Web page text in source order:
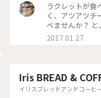
ラクレットが食
く、アツアツチーズ料理💕 時間があ
べませんか？
になりました🙇🏼 #栃木 #那須 #チーズ料理 #ラクレット
#licca
2017.01.27
Iris BREAD &
イリスブレッドアンドコーヒ